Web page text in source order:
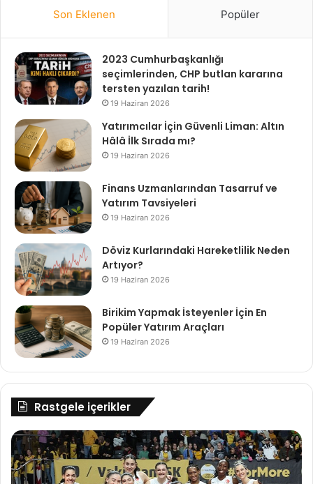
Son Eklenen Popüler
2023 Cumhurbaşkanlığı
seçimlerinden, CHP butlan kararına
tersten yazılan tarih!
19 Haziran 2026
Yatırımcılar İçin Güvenli Liman: Altın
Hâlâ İlk Sırada mı?
19 Haziran 2026
Finans Uzmanlarından Tasarruf ve
Yatırım Tavsiyeleri
19 Haziran 2026
Döviz Kurlarındaki Hareketlilik Neden
Artıyor?
19 Haziran 2026
Birikim Yapmak İsteyenler İçin En
Popüler Yatırım Araçları
19 Haziran 2026
Rastgele içerikler
VakıfBank'ın
ligdeki
galibiyet
serisi